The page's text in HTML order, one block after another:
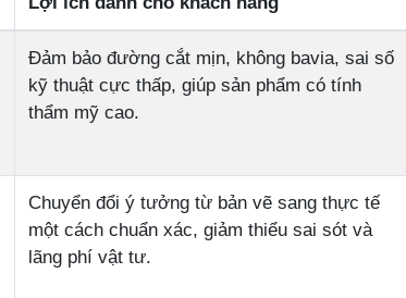
Đảm bảo đường cắt mịn, không bavia, sai số
kỹ thuật cực thấp, giúp sản phẩm có tính
thẩm mỹ cao.
Chuyển đổi ý tưởng từ bản vẽ sang thực tế
một cách chuẩn xác, giảm thiểu sai sót và
lãng phí vật tư.